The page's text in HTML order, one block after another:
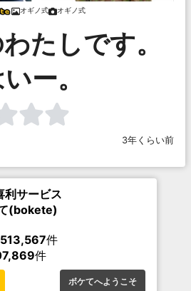
オギノ式 オギノ式
たしです。
ー。
3年くらい前
利サービス
(bokete)
件
件
ボケてへようこそ